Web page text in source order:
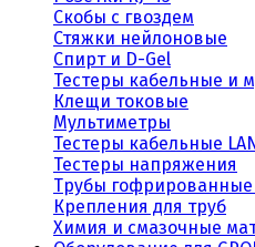
Скобы с гвоздем
Стяжки нейлоновые
Спирт и D-Gel
Тестеры кабельные и
Клещи токовые
Мультиметры
Тестеры кабельные
Тестеры напряжения
Трубы
Крепления для труб
Химия и смазочные